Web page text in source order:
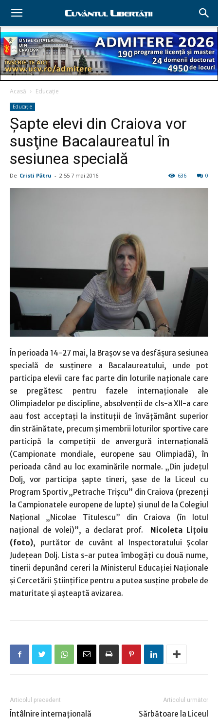
Acasă Educație
Educație
Şapte elevi din Craiova vor
susţine Bacalaureatul în
sesiunea specială
De Cristi Pătru - 2:55 7 mai 2016 0
636
În perioada 14-27 mai, la Braşov se va desfăşura sesiunea
specială de susţinere a Bacalaureatului, unde pot
participa elevii care fac parte din loturile naţionale care
se pregătesc pentru fazele internaţionale ale
Olimpiadelor pe discipline, absolvenţii de cls-a XII-a care
aau fost acceptaţi la instituţii de învăţământ superior
din străinătate, precum şi membrii loturilor sportive care
participă la competiţii de anvergură internaţională
(Campionate mondiale, europene sau Olimpiadă), în
perioada când au loc examinările normale. „Din judeţul
Dolj, vor participa şapte tineri, şase de la Liceul cu
Program Sportiv „Petrache Trişcu” din Craiova (prezenţi
la Campionatele europene de lupte) şi unul de la Colegiul
Naţional „Nicolae Titulescu” din Craiova (în lotul
naţional de volei)”, a declarat prof.
Nicoleta Liţoiu
(foto), purtător de cuvânt al Inspectoratului Şcolar
Judeţean Dolj. Lista s-ar putea îmbogăţi cu două nume,
tinerii depunând cereri la Ministerul Educaţiei Naţionale
şi Cercetării Ştiinţifice pentru a putea susţine probele de
maturitate şi aşteaptă avizarea.
Articolul precedent
Întâlnire internaţională
Articolul următor
Sărbătoare la Liceul